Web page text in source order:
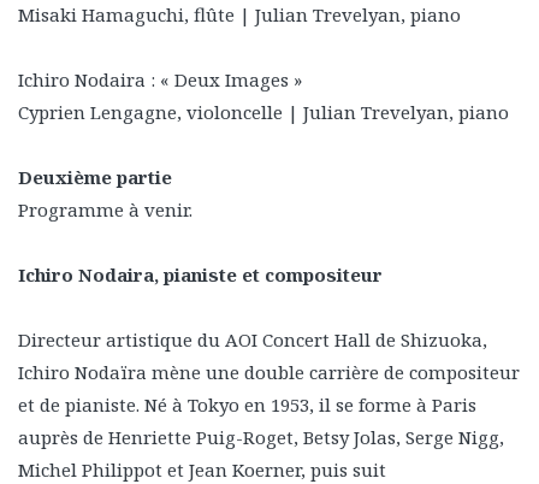
Misaki Hamaguchi, flûte | Julian Trevelyan, piano
Ichiro Nodaira : « Deux Images »
Cyprien Lengagne, violoncelle | Julian Trevelyan, piano
Deuxième partie
Programme à venir.
Ichiro Nodaira, pianiste et compositeur
Directeur artistique du AOI Concert Hall de Shizuoka,
Ichiro Nodaïra mène une double carrière de compositeur
et de pianiste. Né à Tokyo en 1953, il se forme à Paris
auprès de Henriette Puig-Roget, Betsy Jolas, Serge Nigg,
Michel Philippot et Jean Koerner, puis suit